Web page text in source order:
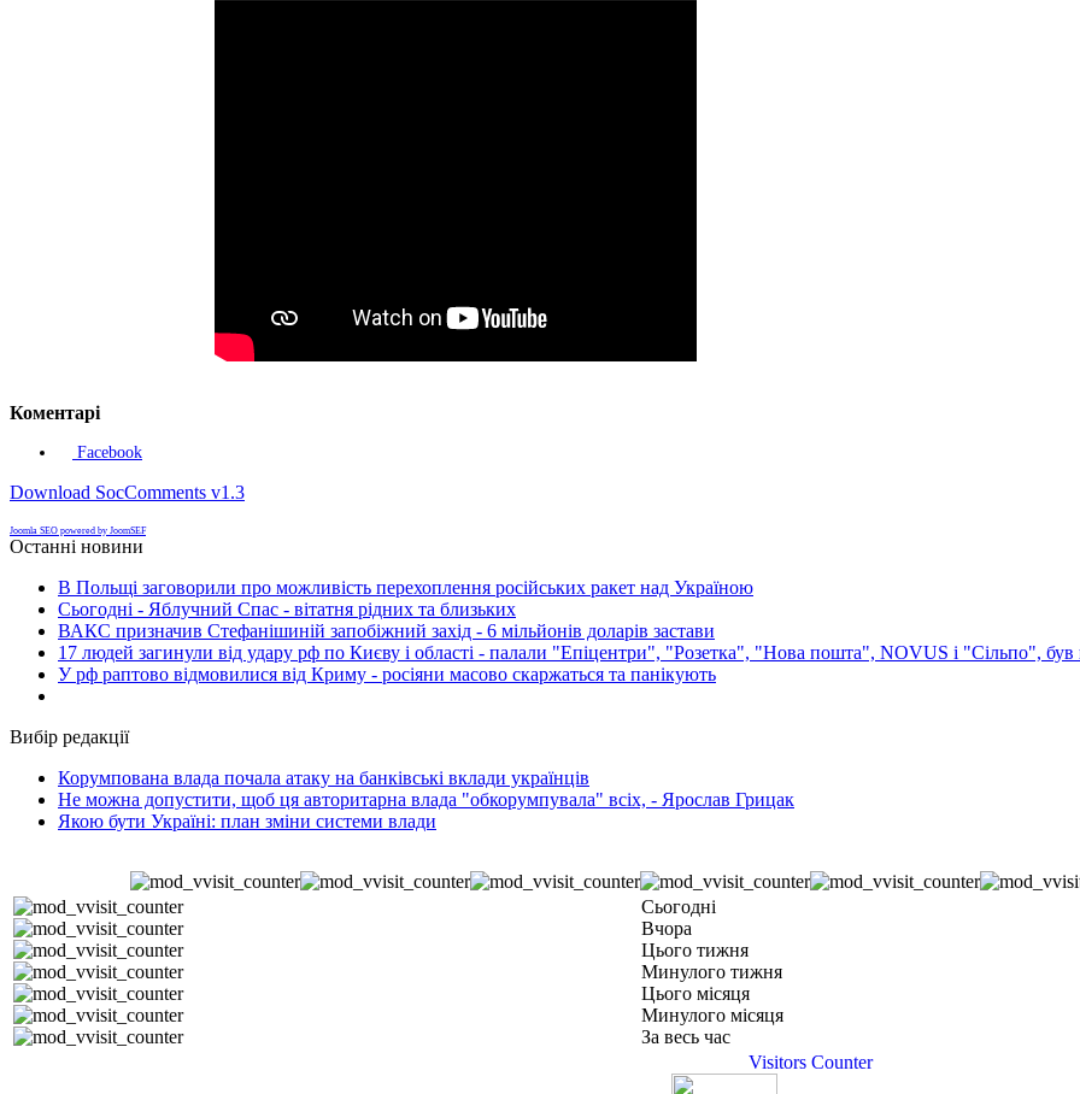
Коментарі
Facebook
Download SocComments v1.3
Joomla SEO powered by JoomSEF
Останні новини
В Польщі заговорили про можливість перехоплення російських ракет над Україною
Сьогодні - Яблучний Спас - вітатня рідних та близьких
ВАКС призначив Стефанішиній запобіжний захід - 6 мільйонів доларів застави
17 людей загинули від удару рф по Києву і області - палали "Епіцентри", "Розетка", "Нова пошта", NOVUS і "Сільпо", був
У рф раптово відмовилися від Криму - росіяни масово скаржаться та панікують
Вибір редакції
Корумпована влада почала атаку на банківські вклади українців
Не можна допустити, щоб ця авторитарна влада "обкорумпувала" всіх, - Ярослав Грицак
Якою бути Україні: план зміни системи влади
Сьогодні
Вчора
Цього тижня
Минулого тижня
Цього місяця
Минулого місяця
За весь час
Visitors Counter